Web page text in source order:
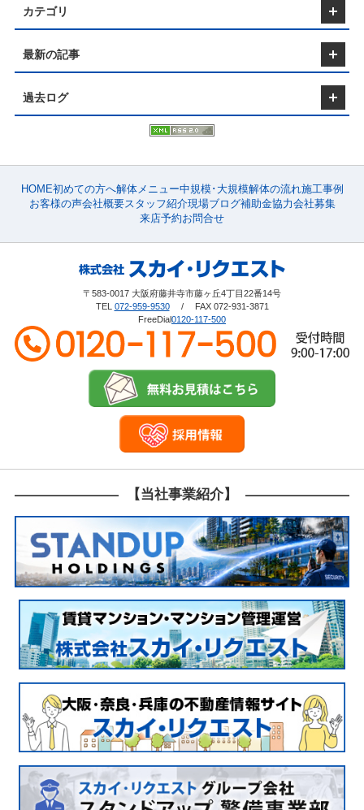
とで、固定資産税の減免措置を受けることができる場合
は、駐車場が土地の有効利用として認められるためです
ともあり、これを活用することで税負担を軽減できま
設置と運営】 駐車場の設置は、他の土地利用方法と比
場合が多く、建物を建てる場合に比べて初期投資が少な
た、駐車場の維持管理も比較的容易で、定期的な清掃や
とが多いです。 【需要に応じた柔軟な運営】 駐車場経
に応じて柔軟に運営方法を変更できる点も魅力です。
格設定が可能です。 また、駐車場の一部を月極として
間貸しとするなど、多様な運営方法を組み合わせること
することができます。 ■駐車場設置のための必要な手
を設置するには、いくつかの手続きと準備が必要になり
の用途変更手続きが求められることがあり、自治体の条
必要です。 また、駐車場設置に際しては、土地の整地
を設置する際には、土地の用途を変更する必要がある場
手続きを進める必要があります。 用途変更の手続きに
必要であり、事前に調査を行うことが重要です。 【駐
可申請】 駐車場を設置する際には、設置計画を立て、
る必要があります。 これには、駐車場のレイアウトや
工事などが含まれます。 許可申請にあたっては、事前
自治体に提出する必要があります。 【土地の整地と舗
には、土地の整地と舗装が必要です。 整地作業では、
水の排水を考慮した勾配をつけることが求められます。
スファルトやコンクリートが使用されることが多く、長
保するための工事が行われます。 ■解体後にパーキン
体的なステップ 駐車場を設置するためのステップを順
設置計画を策定します。 設置計画には、駐車場のレイ
配置、出入口の位置などが含まれます。 また、駐車場
月極など）を決定し、それに応じた設備や管理方法を計
取得と工事準備】 次に、駐車場設置に必要な許可を取
には、自治体への申請が必要で、設計図や計画書を提出
りたら、工事の準備に取り掛かります。 これは、土地
な設備の設置を行うための準備です。 【駐車場の工事
アスファルト舗装を行い、駐車スペースを確保します。
入り口にフェンスやゲートを設置し、必要に応じて監視
り付けます。 【駐車場の運営開始】 工事が完了したら
開始します。 運営にあたっては、料金の設定や駐車場
し、必要な管理業務を行います。 また、利用者のニー
性 駐車場経営の収益性について考える際には、初期投
して期待される収益をしっかりと計算することが重要に
の収益性は、立地条件や利用者数、料金設定に大きく
益性の計算方法】 駐車場経営の収益性を計算するには
運営コストを見積もります。 初期投資には土地整備費
れ、運営コストには維持管理費や税金が含まれます。
される収入を計算し、利益を見積もります。 【立地条
係】 駐車場の収益性は、立地条件によって大きく異な
カテゴリ
最新の記事
過去ログ
HOME初めての方へ解体メニュー中規模･大規模解体の流れ施工事例
お客様の声会社概要スタッフ紹介現場ブログ補助金協力会社募集
来店予約お問合せ
〒583-0017 大阪府藤井寺市藤ヶ丘4丁目22番14号
TEL 072-959-9530/ FAX 072-931-3871
FreeDial0120-117-500
【当社事業紹介】
無理な押し売りはいたしませんので、
安心してご相談ください